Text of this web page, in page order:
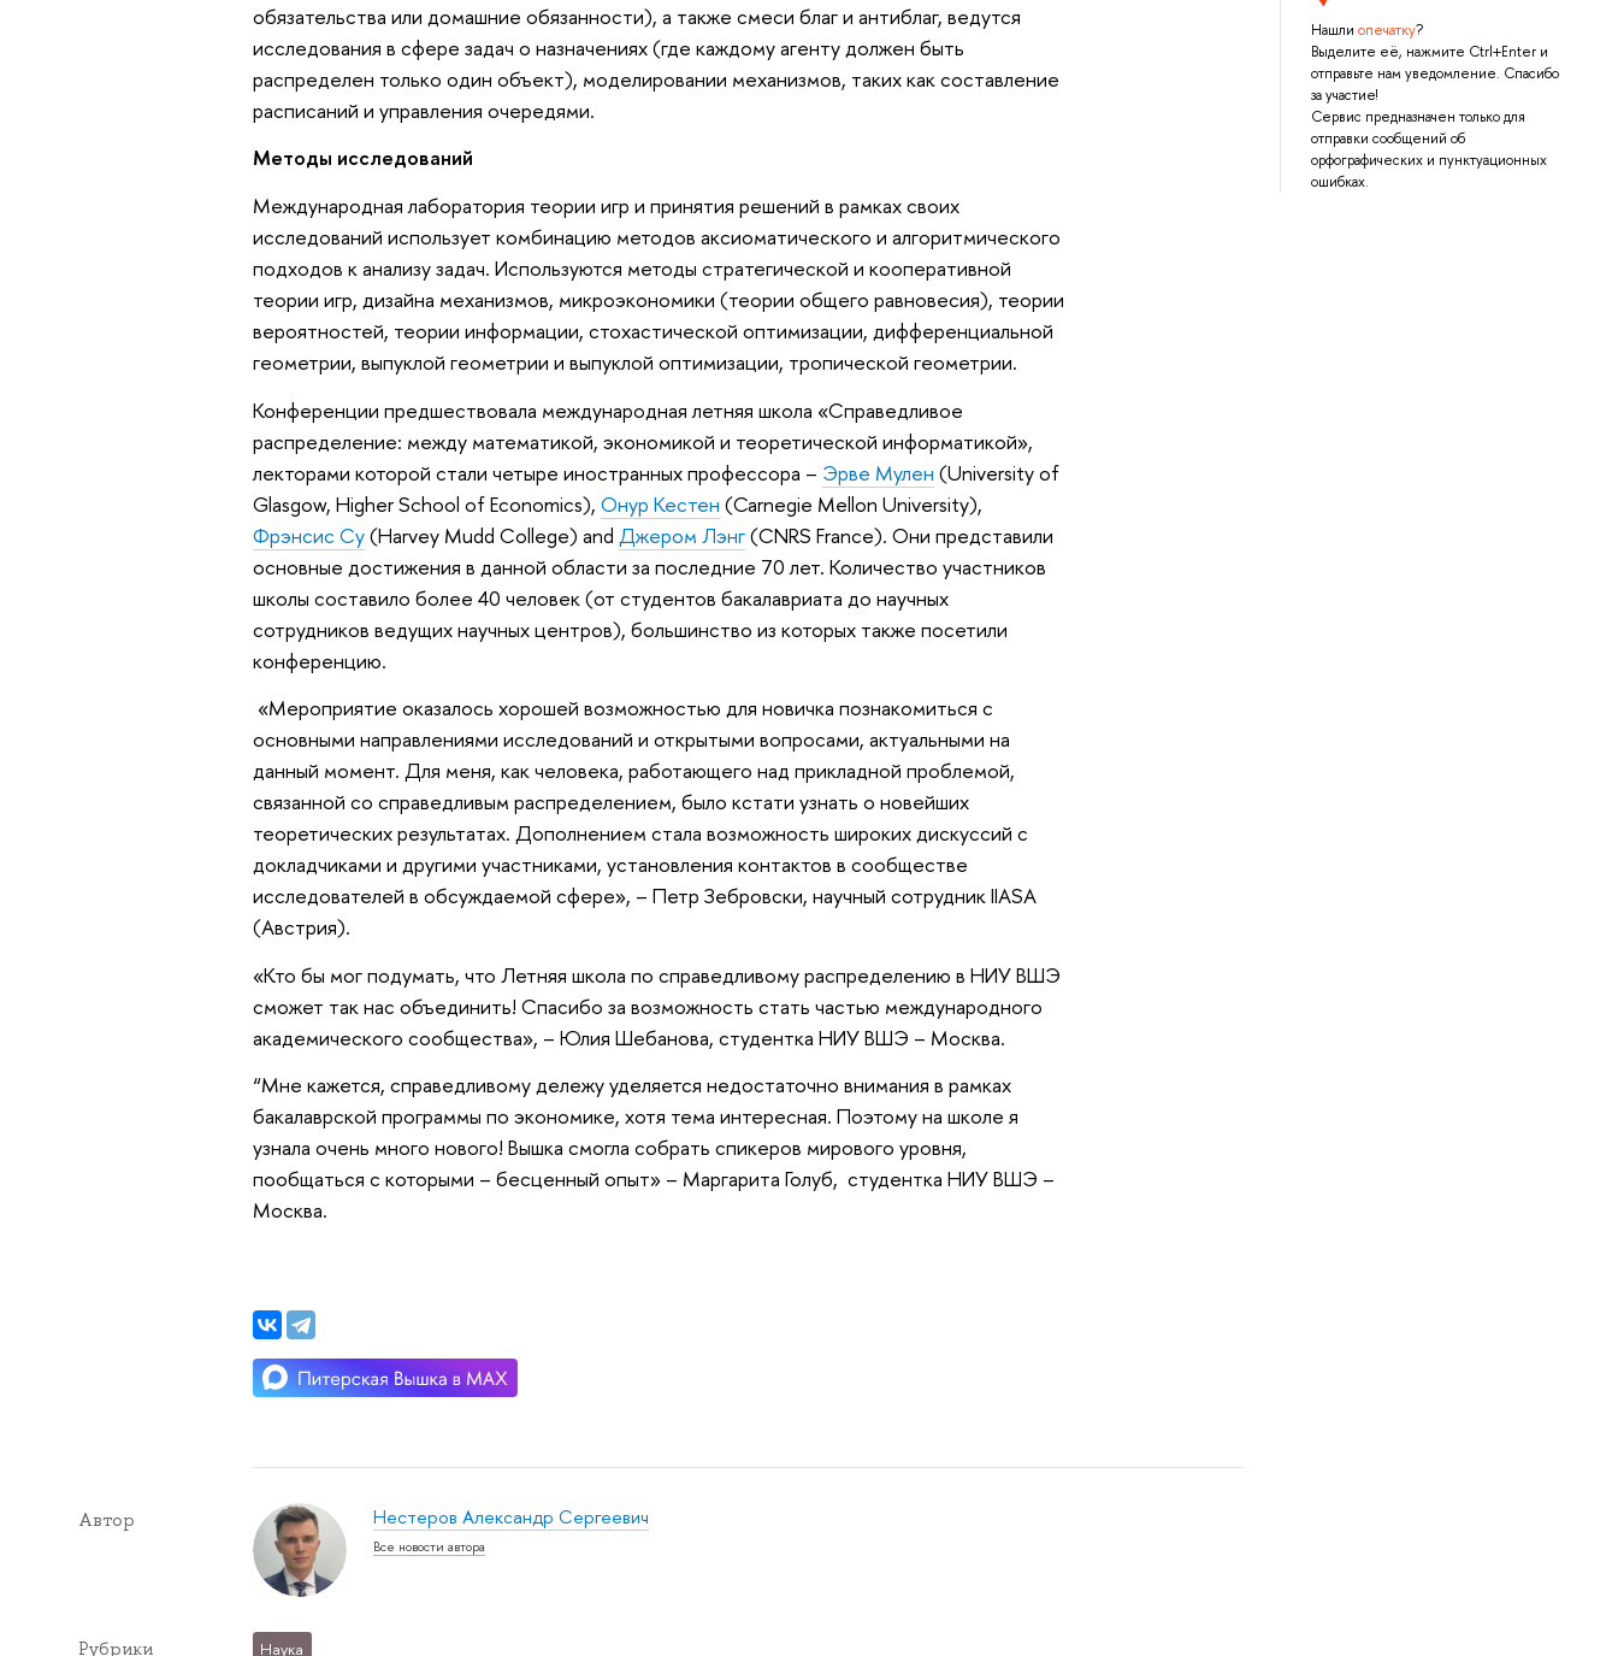
Нашли опечатку?
Выделите её, нажмите Ctrl+Enter и
отправьте нам уведомление. Спасибо
за участие!
Сервис предназначен только для
отправки сообщений об
орфографических и пунктуационных
ошибках.
обязательства или домашние обязанности), а также смеси благ и антиблаг, ведутся
исследования в сфере задач о назначениях (где каждому агенту должен быть
распределен только один объект), моделировании механизмов, таких как составление
расписаний и управления очередями.
Методы исследований
Международная лаборатория теории игр и принятия решений в рамках своих
исследований использует комбинацию методов аксиоматического и алгоритмического
подходов к анализу задач. Используются методы стратегической и кооперативной
теории игр, дизайна механизмов, микроэкономики (теории общего равновесия), теории
вероятностей, теории информации, стохастической оптимизации, дифференциальной
геометрии, выпуклой геометрии и выпуклой оптимизации, тропической геометрии.
Конференции предшествовала международная летняя школа «Справедливое
распределение: между математикой, экономикой и теоретической информатикой»,
лекторами которой стали четыре иностранных профессора – Эрве Мулен (University of
Glasgow, Higher School of Economics), Онур Кестен (Carnegie Mellon University),
Фрэнсис Су(Harvey Mudd College) and Джером Лэнг(CNRS France). Они представили
основные достижения в данной области за последние 70 лет. Количество участников
школы составило более 40 человек (от студентов бакалавриата до научных
сотрудников ведущих научных центров), большинство из которых также посетили
конференцию.
«Мероприятие оказалось хорошей возможностью для новичка познакомиться с
основными направлениями исследований и открытыми вопросами, актуальными на
данный момент. Для меня, как человека, работающего над прикладной проблемой,
связанной со справедливым распределением, было кстати узнать о новейших
теоретических результатах. Дополнением стала возможность широких дискуссий с
докладчиками и другими участниками, установления контактов в сообществе
исследователей в обсуждаемой сфере», – Петр Зебровски, научный сотрудник IIASA
(Австрия).
«Кто бы мог подумать, что Летняя школа по справедливому распределению в НИУ ВШЭ
сможет так нас объединить! Спасибо за возможность стать частью международного
академического сообщества», – Юлия Шебанова, студентка НИУ ВШЭ – Москва.
“Мне кажется, справедливому дележу уделяется недостаточно внимания в рамках
бакалаврской программы по экономике, хотя тема интересная. Поэтому на школе я
узнала очень много нового! Вышка смогла собрать спикеров мирового уровня,
пообщаться с которыми – бесценный опыт» – Маргарита Голуб, студентка НИУ ВШЭ –
Москва.
Автор Нестеров Александр Сергеевич
Все новости автора
Рубрики Наука